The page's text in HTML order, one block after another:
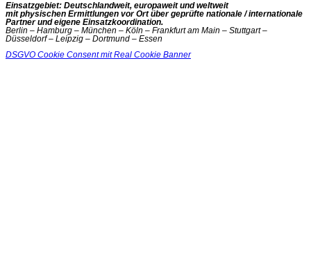
Einsatzgebiet: Deutschlandweit, europaweit und weltweit
mit physischen Ermittlungen vor Ort über geprüfte nationale / internationale
Partner und eigene Einsatzkoordination.
Berlin – Hamburg – München – Köln – Frankfurt am Main – Stuttgart –
Düsseldorf – Leipzig – Dortmund – Essen
DSGVO Cookie Consent mit Real Cookie Banner